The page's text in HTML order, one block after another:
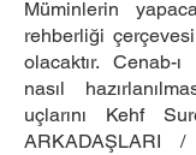
Müminlerin
rehberliği
olacaktır. Cenab-
nasıl
uçlarını Kehf
ARKADAŞLARI